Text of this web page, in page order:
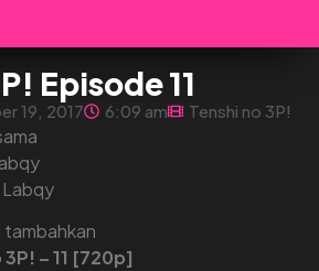
Episode 11
19, 2017 6:09 am Tenshi no 3P!
tambahkan
– 11 [720p]